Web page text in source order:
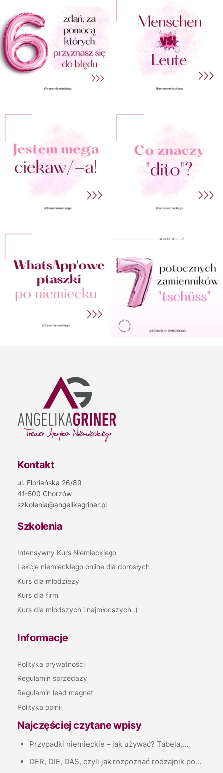
Kontakt
ul. Floriańska 26/89
41-500 Chorzów
szkolenia@angelikagriner.pl
Szkolenia
Intensywny Kurs Niemieckiego
Lekcje niemieckiego online dla dorosłych
Kurs dla młodzieży
Kurs dla firm
Kurs dla młodszych i najmłodszych :)
Informacje
Polityka prywatności
Regulamin sprzedaży
Regulamin lead magnet
Polityka opinii
Najczęściej czytane wpisy
Przypadki niemieckie – jak używać? Tabela,…
DER, DIE, DAS, czyli jak rozpoznać rodzajnik po…